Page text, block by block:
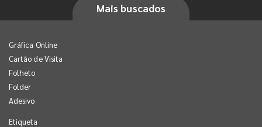
Mais buscados
Gráfica Online
Cartão de Visita
Folheto
Folder
Adesivo
Etiqueta